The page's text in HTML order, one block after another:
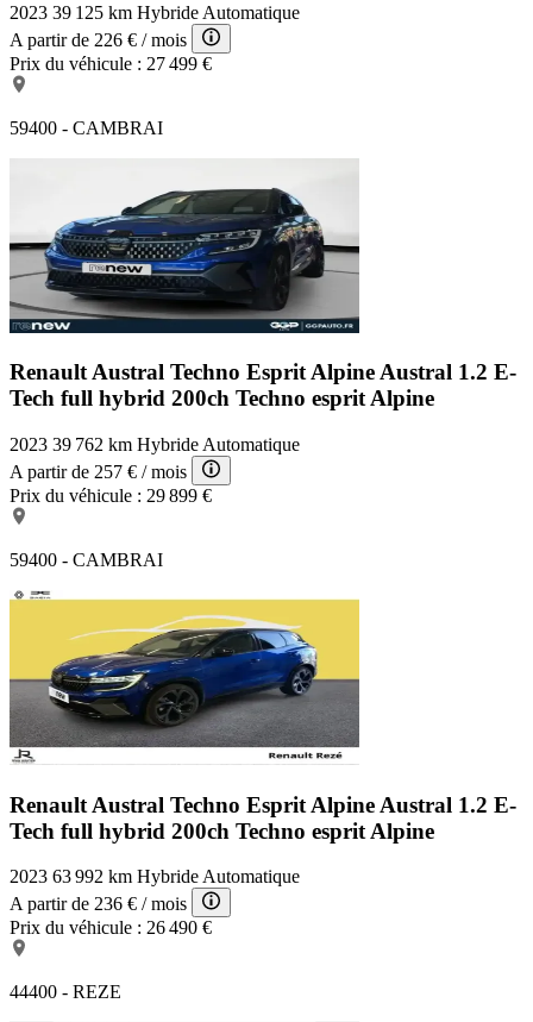
2023 39 125 km Hybride Automatique
A partir de 226 € / mois
Prix du véhicule : 27 499 €
59400 - CAMBRAI
Renault Austral Techno Esprit AlpineAustral 1.2 E-
Tech full hybrid 200ch Techno esprit Alpine
2023 39 762 km Hybride Automatique
A partir de 257 € / mois
Prix du véhicule : 29 899 €
59400 - CAMBRAI
Renault Austral Techno Esprit Alpine Austral 1.2 E-
Tech full hybrid 200ch Techno esprit Alpine
2023 63 992 km HybrideAutomatique
A partir de 236 € / mois
Prix du véhicule : 26 490 €
44400 - REZE